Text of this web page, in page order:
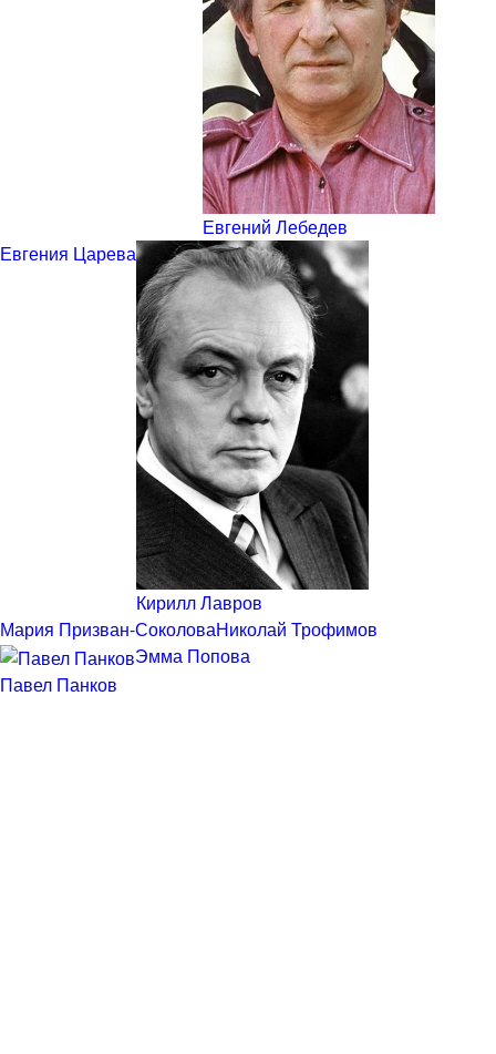
Евгений Лебедев
Евгения Царева
Кирилл Лавров
Мария Призван-СоколоваНиколай Трофимов
Павел Панков
Эмма Попова